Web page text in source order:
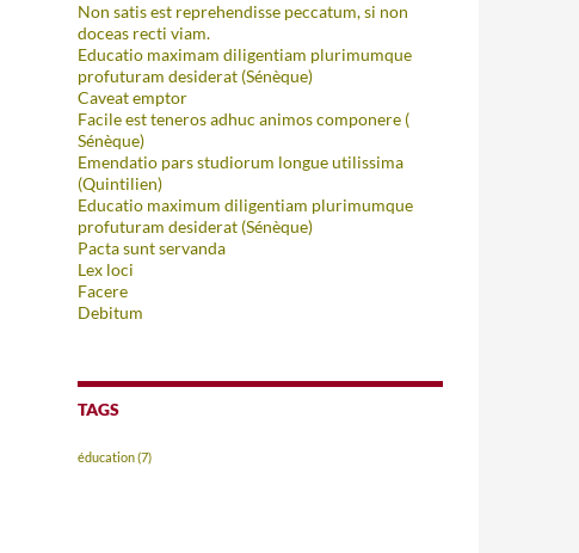
Non satis est reprehendisse peccatum, si non
doceas recti viam.
Educatio maximam diligentiam plurimumque
profuturam desiderat (Sénèque)
Caveat emptor
Facile est teneros adhuc animos componere (
Sénèque)
Emendatio pars studiorum longue utilissima
(Quintilien)
Educatio maximum diligentiam plurimumque
profuturam desiderat (Sénèque)
Pacta sunt servanda
Lex loci
Facere
Debitum
TAGS
éducation(7)